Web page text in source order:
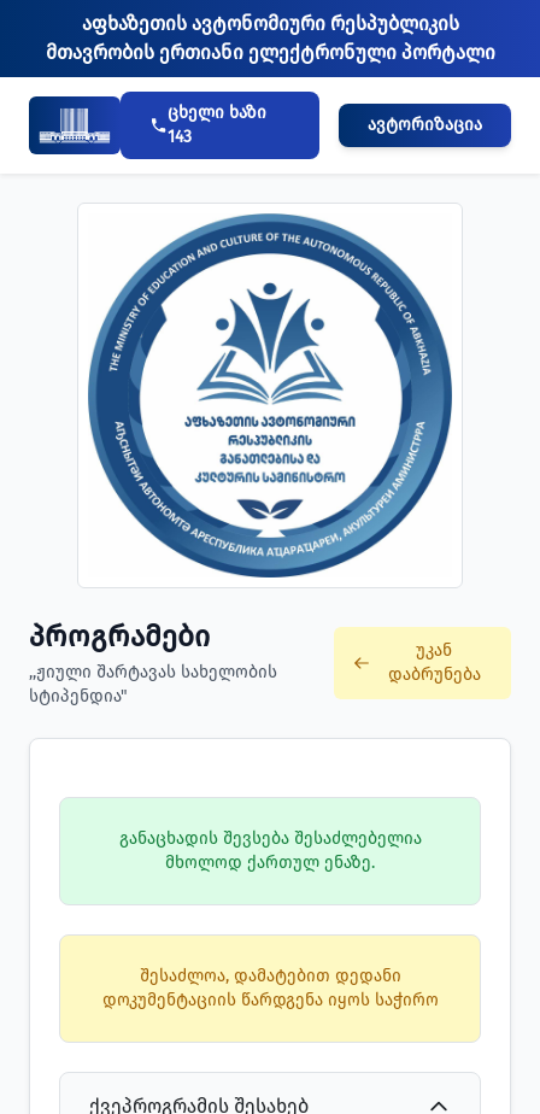
აფხაზეთის ავტონომიური რესპუბლიკის
მთავრობის ერთიანი ელექტრონული პორტალი
ცხელი ხაზი
143
ᲐᲕᲢᲝᲠᲘᲖᲐᲪᲘᲐ
პროგრამები
,,ჟიული შარტავას სახელობის
სტიპენდია"
უკან
დაბრუნება
განაცხადის შევსება შესაძლებელია
მხოლოდ ქართულ ენაზე.
შესაძლოა, დამატებით დედანი
დოკუმენტაციის წარდგენა იყოს საჭირო
ქვეპროგრამის შესახებ